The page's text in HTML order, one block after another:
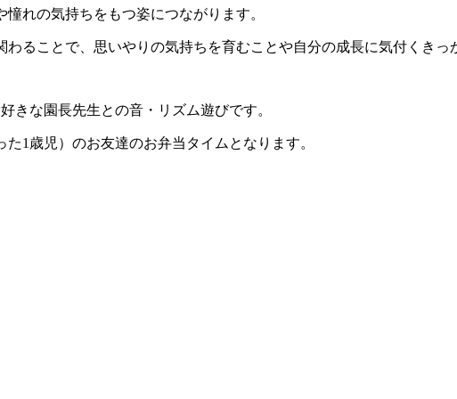
れの気持ちをもつ姿につながります。
ることで、思いやりの気持ちを育むことや自分の成長に気付くきっ
きな園長先生との音・リズム遊びです。
1歳児）のお友達のお弁当タイムとなります。